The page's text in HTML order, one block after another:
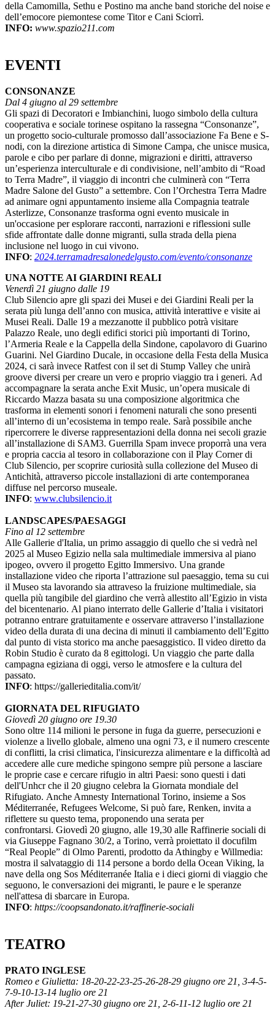
della Camomilla, Sethu e Postino ma anche band storiche del noise e
dell’emocore piemontese come Titor e Cani Sciorrì.
INFO: www.spazio211.com
EVENTI
CONSONANZE
Dal 4 giugno al 29 settembre
Gli spazi di Decoratori e Imbianchini, luogo simbolo della cultura
cooperativa e sociale torinese ospitano la rassegna “Consonanze”,
un progetto socio-culturale promosso dall’associazione Fa Bene e S-
nodi, con la direzione artistica di Simone Campa, che unisce musica,
parole e cibo per parlare di donne, migrazioni e diritti, attraverso
un’esperienza interculturale e di condivisione, nell’ambito di “Road
to Terra Madre”, il viaggio di incontri che culminerà con “Terra
Madre Salone del Gusto” a settembre. Con l’Orchestra Terra Madre
ad animare ogni appuntamento insieme alla Compagnia teatrale
Asterlizze, Consonanze trasforma ogni evento musicale in
un'occasione per esplorare racconti, narrazioni e riflessioni sulle
sfide affrontate dalle donne migranti, sulla strada della piena
inclusione nel luogo in cui vivono.
INFO: 2024.terramadresalonedelgusto.com/evento/consonanze
UNA NOTTE AI GIARDINI REALI
Venerdì 21 giugno dalle 19
Club Silencio apre gli spazi dei Musei e dei Giardini Reali per la
serata più lunga dell’anno con musica, attività interattive e visite ai
Musei Reali. Dalle 19 a mezzanotte il pubblico potrà visitare
Palazzo Reale, uno degli edifici storici più importanti di Torino,
l’Armeria Reale e la Cappella della Sindone, capolavoro di Guarino
Guarini. Nel Giardino Ducale, in occasione della Festa della Musica
2024, ci sarà invece Ratfest con il set di Stump Valley che unirà
groove diversi per creare un vero e proprio viaggio tra i generi. Ad
accompagnare la serata anche Exit Music, un’opera musicale di
Riccardo Mazza basata su una composizione algoritmica che
trasforma in elementi sonori i fenomeni naturali che sono presenti
all’interno di un’ecosistema in tempo reale. Sarà possibile anche
ripercorrere le diverse rappresentazioni della donna nei secoli grazie
all’installazione di SAM3. Guerrilla Spam invece proporrà una vera
e propria caccia al tesoro in collaborazione con il Play Corner di
Club Silencio, per scoprire curiosità sulla collezione del Museo di
Antichità, attraverso piccole installazioni di arte contemporanea
diffuse nel percorso museale.
INFO: www.clubsilencio.it
LANDSCAPES/PAESAGGI
Fino al 12 settembre
Alle Gallerie d'Italia, un primo assaggio di quello che si vedrà nel
2025 al Museo Egizio nella sala multimediale immersiva al piano
ipogeo, ovvero il progetto Egitto Immersivo. Una grande
installazione video che riporta l’attrazione sul paesaggio, tema su cui
il Museo sta lavorando sia attraveso la fruizione multimediale, sia
quella più tangibile del giardino che verrà allestito all’Egizio in vista
del bicentenario. Al piano interrato delle Gallerie d’Italia i visitatori
potranno entrare gratuitamente e osservare attraverso l’installazione
video della durata di una decina di minuti il cambiamento dell’Egitto
dal punto di vista storico ma anche paesaggistico. Il video diretto da
Robin Studio è curato da 8 egittologi. Un viaggio che parte dalla
campagna egiziana di oggi, verso le atmosfere e la cultura del
passato.
INFO: https://gallerieditalia.com/it/
GIORNATA DEL RIFUGIATO
Giovedì 20 giugno ore 19.30
Sono oltre 114 milioni le persone in fuga da guerre, persecuzioni e
violenze a livello globale, almeno una ogni 73, e il numero crescente
di conflitti, la crisi climatica, l'insicurezza alimentare e la difficoltà ad
accedere alle cure mediche spingono sempre più persone a lasciare
le proprie case e cercare rifugio in altri Paesi: sono questi i dati
dell'Unhcr che il 20 giugno celebra la Giornata mondiale del
Rifugiato. Anche Amnesty International Torino, insieme a Sos
Méditerranée, Refugees Welcome, Si può fare, Renken, invita a
riflettere su questo tema, proponendo una serata per
confrontarsi. Giovedì 20 giugno, alle 19,30 alle Raffinerie sociali di
via Giuseppe Fagnano 30/2, a Torino, verrà proiettato il docufilm
“Real People” di Olmo Parenti, prodotto da Athingby e Willmedia:
mostra il salvataggio di 114 persone a bordo della Ocean Viking, la
nave della ong Sos Méditerranée Italia e i dieci giorni di viaggio che
seguono, le conversazioni dei migranti, le paure e le speranze
nell'attesa di sbarcare in Europa.
INFO: https://coopsandonato.it/raffinerie-sociali
TEATRO
PRATO INGLESE
Romeo e Giulietta: 18-20-22-23-25-26-28-29 giugno ore 21, 3-4-5-
7-9-10-13-14 luglio ore 21
After Juliet: 19-21-27-30 giugno ore 21, 2-6-11-12 luglio ore 21